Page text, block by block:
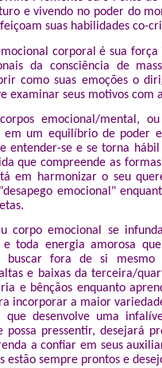
e vivendo no poder do
suas habilidades co-
corporal é sua
da consciência de
como suas emoções o
examinar seus motivos com
emocional/mental,
em um equilíbrio de poder
entender-se e se torna
que compreende as
em harmonizar o seu
emocional"
corpo emocional se
toda energia amorosa
buscar fora de si
e baixas da terceira/
e bênçãos enquanto
incorporar a maior
que desenvolve uma
possa pressentir, desejará
a confiar em seus
estão sempre prontos e